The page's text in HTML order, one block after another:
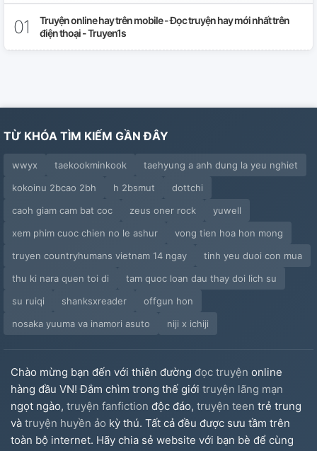
Truyện online hay trên mobile - Đọc truyện hay mới nhất trên
điện thoại - Truyen1s
TỪ KHÓA TÌM KIẾM GẦN ĐÂY
wwyx taekookminkook
taehyung a anh dung la yeu nghiet
kokoinu 2bcao 2bh
h 2bsmut
dottchi
caoh giam cam bat coc
zeus oner rock
yuwell
xem phim cuoc chien no le ashur
vong tien hoa hon mong
truyen countryhumans vietnam 14 ngay
tinh yeu duoi con mua
thu ki nara quen toi di
tam quoc loan dau thay doi lich su
su ruiqi
shanksxreader
offgun hon
nosaka yuuma va inamori asuto
niji x ichiji
Chào mừng bạn đến với thiên đường đọc truyện online
hàng đầu VN! Đắm chìm trong thế giới truyện lãng mạn
ngọt ngào, truyện fanfiction độc đáo, truyện teen trẻ trung
và truyện huyền ảo kỳ thú. Tất cả đều được sưu tầm trên
toàn bộ internet. Hãy chia sẻ website với bạn bè để cùng